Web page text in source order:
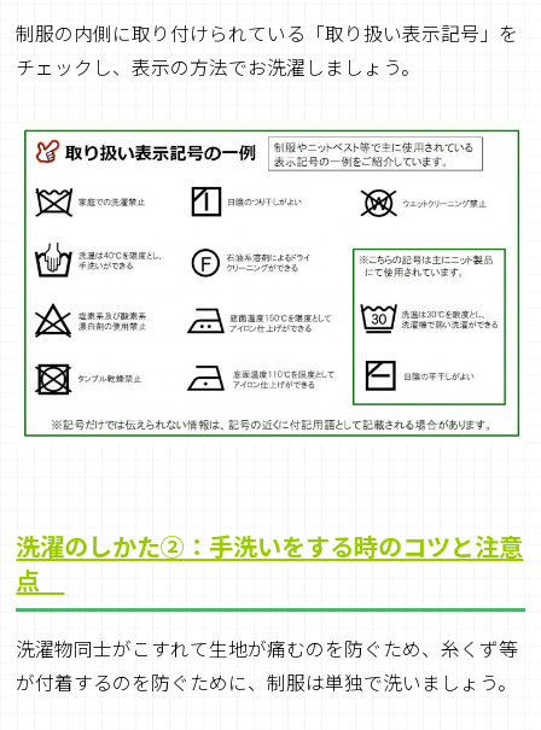
制服の内側に取り付けられている「取り扱い表示記号」を
チェックし、表示の方法でお洗濯しましょう。
洗濯のしかた②：手洗いをする時のコツと注意
点
洗濯物同士がこすれて生地が痛むのを防ぐため、糸くず等
が付着するのを防ぐために、制服は単独で洗いましょう。